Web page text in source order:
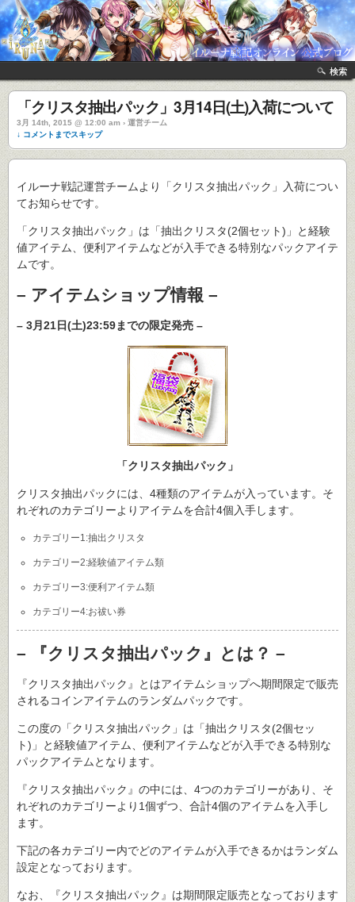
検索
「クリスタ抽出パック」3月14日(土)入荷について
3月 14th, 2015 @ 12:00 am › 運営チーム
↓ コメントまでスキップ
イルーナ戦記運営チームより「クリスタ抽出パック」入荷につい
てお知らせです。
「クリスタ抽出パック」は「抽出クリスタ(2個セット)」と経験
値アイテム、便利アイテムなどが入手できる特別なパックアイテ
ムです。
– アイテムショップ情報 –
– 3月21日(土)23:59までの限定発売 –
「クリスタ抽出パック」
クリスタ抽出パックには、4種類のアイテムが入っています。そ
れぞれのカテゴリーよりアイテムを合計4個入手します。
カテゴリー1:抽出クリスタ
カテゴリー2:経験値アイテム類
カテゴリー3:便利アイテム類
カテゴリー4:お祓い券
– 『クリスタ抽出パック』とは？ –
『クリスタ抽出パック』とはアイテムショップへ期間限定で販売
されるコインアイテムのランダムパックです。
この度の「クリスタ抽出パック」は「抽出クリスタ(2個セッ
ト)」と経験値アイテム、便利アイテムなどが入手できる特別な
パックアイテムとなります。
『クリスタ抽出パック』の中には、4つのカテゴリーがあり、そ
れぞれのカテゴリーより1個ずつ、合計4個のアイテムを入手し
ます。
下記の各カテゴリー内でどのアイテムが入手できるかはランダム
設定となっております。
なお、『クリスタ抽出パック』は期間限定販売となっております